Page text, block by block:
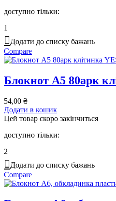
доступно тільки:
1
Додати до списку бажань
Compare
Блокнот А5 80арк
54,00 ₴
Додати в кошик
Цей товар скоро закінчиться
доступно тільки:
2
Додати до списку бажань
Compare